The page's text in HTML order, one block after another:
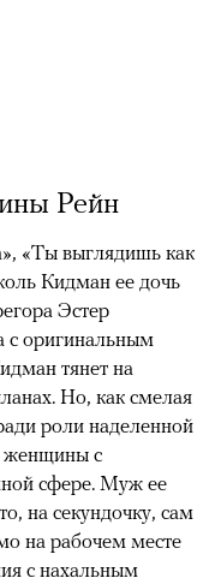
Рейн
«Ты выглядишь как
Кидман ее дочь
Эстер
с оригинальным
тянет на
Но, как смелая
роли наделенной
женщины с
сфере. Муж ее
на секундочку, сам
на рабочем месте
с нахальным